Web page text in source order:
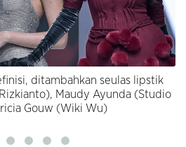
ditambahkan seulas lipstik
Maudy Ayunda (Studio
Gouw (Wiki Wu)